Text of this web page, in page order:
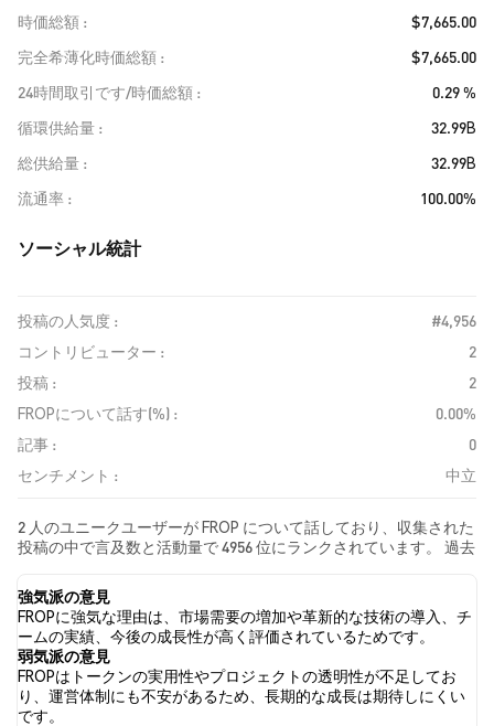
時価総額
$7,665.00
完全希薄化時価総額
$7,665.00
24時間取引です/時価総額
0.29 %
循環供給量
32.99B
総供給量
32.99B
流通率
100.00%
ソーシャル統計
投稿の人気度 :
#4,956
コントリビューター :
2
投稿 :
2
FROPについて話す(%) :
0.00%
記事 :
0
センチメント :
中立
2 人のユニークユーザーが FROP について話しており、収集された
投稿の中で言及数と活動量で 4956 位にランクされています。 過去
は 中立 でした。 最後に、FROP に関するニュース記事が 0 件公開
されました。 Twitterでは、0.00% のツイートが強気の感情を示
し、0.00% のツイートが弱気の感情を示しました。 100.00% のツ
イートは FROP に対して中立的でした。 これらの感情分析は 2 件
のツイートに基づいています。
強気派の意見
FROPに強気な理由は、市場需要の増加や革新的な技術の導入、チ
ームの実績、今後の成長性が高く評価されているためです。
弱気派の意見
FROPはトークンの実用性やプロジェクトの透明性が不足してお
り、運営体制にも不安があるため、長期的な成長は期待しにくい
です。